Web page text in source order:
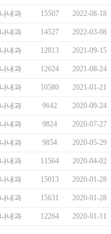
내과 15507 2022-08-18
내과 14527 2022-03-08
내과 12813 2021-09-15
내과 12624 2021-08-24
내과 10580 2021-01-21
내과 9642 2020-09-24
내과 9824 2020-07-27
내과 9854 2020-05-29
내과 11564 2020-04-02
내과 15013 2020-01-28
내과 15631 2020-01-28
내과 12264 2020-01-11